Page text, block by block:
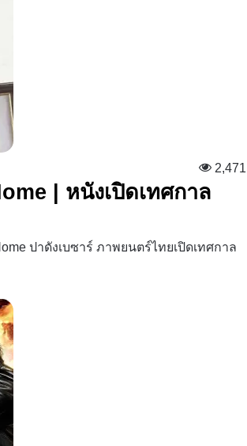
2,471
| หนังเปิดเทศกาล
ปาดังเบซาร์ ภาพยนตร์ไทยเปิดเทศกาล